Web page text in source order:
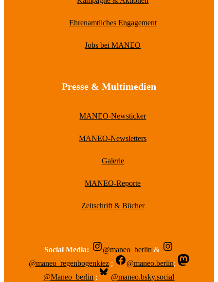
Ehrenamtliches Engagement
Jobs bei MANEO
Presse & Multimedien
MANEO-Newsticker
MANEO-Newsletters
Galerie
MANEO-Reporte
Zeitschrift & Bücher
Social Media: @maneo_berlin &
@maneo_regenbogenkiez ; @maneo.berlin;
@Maneo_berlin ; @maneo.bsky.social